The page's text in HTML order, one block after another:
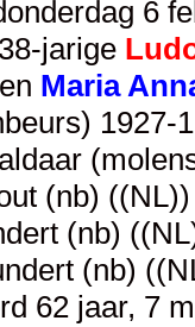
6
jarige
en Maria
(nb)
(nb)
(nb)
62 jaar, 7